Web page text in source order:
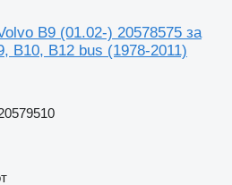
B9 (01.02-) 20578575 за
B10, B12 bus (1978-2011)